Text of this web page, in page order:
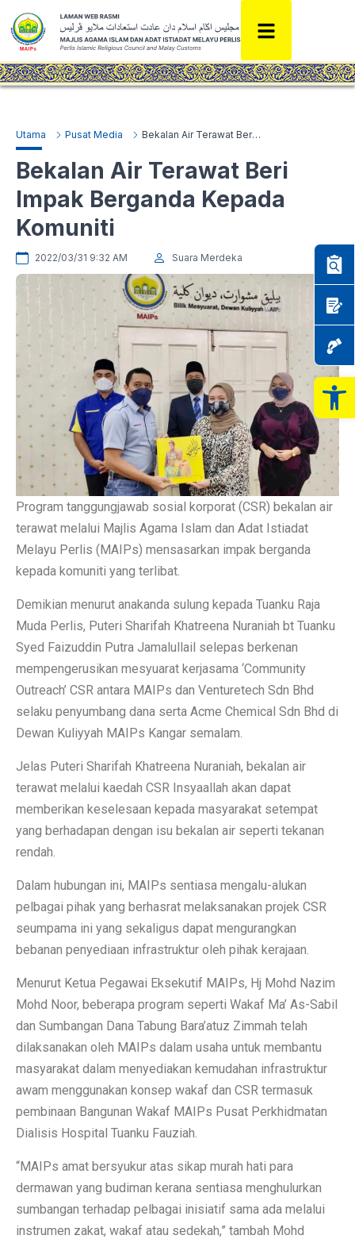
Utama Pusat Media Bekalan Air Terawat Beri Impak Berganda Kepada Komuniti
Bekalan Air Terawat Beri
Impak Berganda Kepada
Komuniti
2022/03/31 9:32 AM Suara Merdeka
Program tanggungjawab sosial korporat (CSR) bekalan air
terawat melalui Majlis Agama Islam dan Adat Istiadat
Melayu Perlis (MAIPs) mensasarkan impak berganda
kepada komuniti yang terlibat.
Demikian menurut anakanda sulung kepada Tuanku Raja
Muda Perlis, Puteri Sharifah Khatreena Nuraniah bt Tuanku
Syed Faizuddin Putra Jamalullail selepas berkenan
mempengerusikan mesyuarat kerjasama ‘Community
Outreach’ CSR antara MAIPs dan Venturetech Sdn Bhd
selaku penyumbang dana serta Acme Chemical Sdn Bhd di
Dewan Kuliyyah MAIPs Kangar semalam.
Jelas Puteri Sharifah Khatreena Nuraniah, bekalan air
terawat melalui kaedah CSR Insyaallah akan dapat
memberikan keselesaan kepada masyarakat setempat
yang berhadapan dengan isu bekalan air seperti tekanan
rendah.
Dalam hubungan ini, MAIPs sentiasa mengalu-alukan
pelbagai pihak yang berhasrat melaksanakan projek CSR
seumpama ini yang sekaligus dapat mengurangkan
bebanan penyediaan infrastruktur oleh pihak kerajaan.
Menurut Ketua Pegawai Eksekutif MAIPs, Hj Mohd Nazim
Mohd Noor, beberapa program seperti Wakaf Ma’ As-Sabil
dan Sumbangan Dana Tabung Bara’atuz Zimmah telah
dilaksanakan oleh MAIPs dalam usaha untuk membantu
masyarakat dalam menyediakan kemudahan infrastruktur
awam menggunakan konsep wakaf dan CSR termasuk
pembinaan Bangunan Wakaf MAIPs Pusat Perkhidmatan
Dialisis Hospital Tuanku Fauziah.
“MAIPs amat bersyukur atas sikap murah hati para
dermawan yang budiman kerana sentiasa menghulurkan
sumbangan terhadap pelbagai inisiatif sama ada melalui
instrumen zakat, wakaf atau sedekah,” tambah Mohd